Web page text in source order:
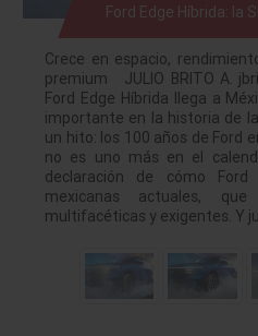
Ford Edge Híbrida: la
Crece en espacio,
premium JULIO BRITO A.
Ford Edge Híbrida llega a
importante en la historia de
un hito: los 100 años de Ford
no es uno más en el
declaración de cómo
mexicanas actuales,
multifacéticas y exigentes. Y